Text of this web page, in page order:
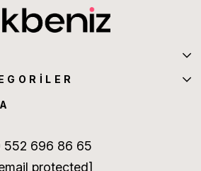
552 696 86 65
protected]